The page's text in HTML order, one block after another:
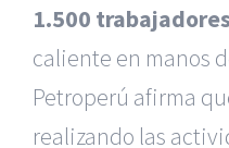
1.500
caliente en manos
Petroperú afirma
realizando las